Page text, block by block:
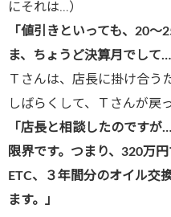
にそれは…）
「値引きといっても、20
ま、ちょうど決算月でして…
Ｔさんは、店長に掛け合う
しばらくして、Ｔさんが戻
「店長と相談したのです
限界です。つまり、320万
ETC、３年間分のオイル交
ます。」